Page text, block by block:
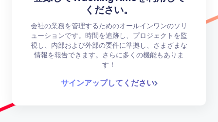
ください。
会社の業務を管理するためのオールインワンのソリ
ューションです。時間を追跡し、プロジェクトを監
視し、内部および外部の要件に準拠し、さまざまな
情報を報告できます。さらに多くの機能もありま
す！
サインアップしてください